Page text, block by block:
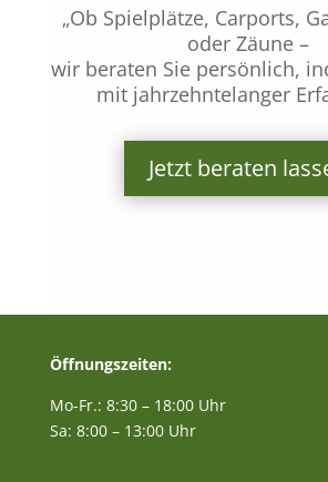
„Ob Spielplätze, Carports,
oder Zäune –
wir beraten Sie persönlich,
mit jahrzehntelanger
Jetzt beraten
Öffnungszeiten:
Mo-Fr.: 8:30 – 18:00 Uhr
Sa: 8:00 – 13:00 Uhr